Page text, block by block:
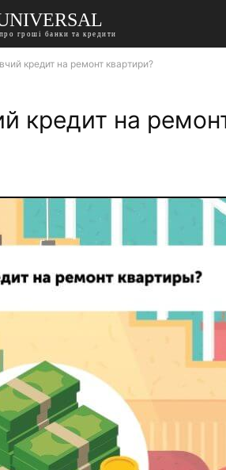
гроші банки та кредити
кредит на ремонт квартири?
кредит на